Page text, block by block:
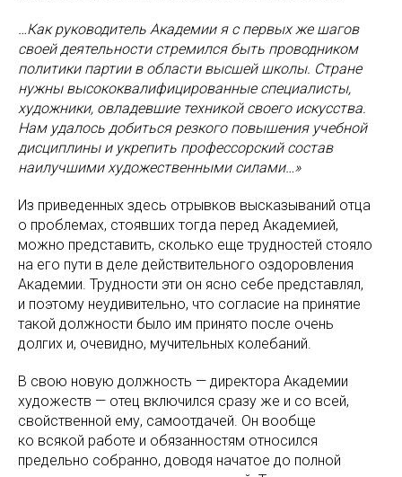
…Как руководитель Академии я с первых же шагов
своей деятельности стремился быть проводником
политики партии в области высшей школы. Стране
нужны высококвалифицированные специалисты,
художники, овладевшие техникой своего искусства.
Нам удалось добиться резкого повышения учебной
дисциплины и укрепить профессорский состав
наилучшими художественными силами…»
Из приведенных здесь отрывков высказываний отца
о проблемах, стоявших тогда перед Академией,
можно представить, сколько еще трудностей стояло
на его пути в деле действительного оздоровления
Академии. Трудности эти он ясно себе представлял,
и поэтому неудивительно, что согласие на принятие
такой должности было им принято после очень
долгих и, очевидно, мучительных колебаний.
В свою новую должность — директора Академии
художеств — отец включился сразу же и со всей,
свойственной ему, самоотдачей. Он вообще
ко всякой работе и обязанностям относился
предельно собранно, доводя начатое до полной